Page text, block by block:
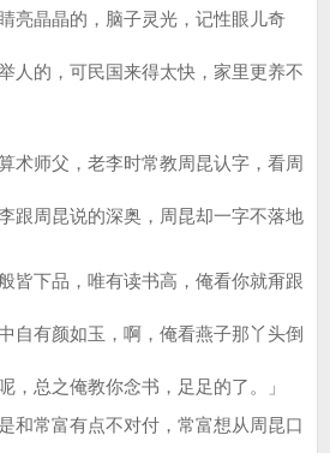
晶晶的，脑子灵光，记性眼儿奇
人的，可民国来得太快，家里更养不
师父，老李时常教周昆认字，看周
跟周昆说的深奥，周昆却一字不落地
下品，唯有读书高，俺看你就甭跟
自有颜如玉，啊，俺看燕子那丫头倒
，总之俺教你念书，足足的了。」
常富有点不对付，常富想从周昆口